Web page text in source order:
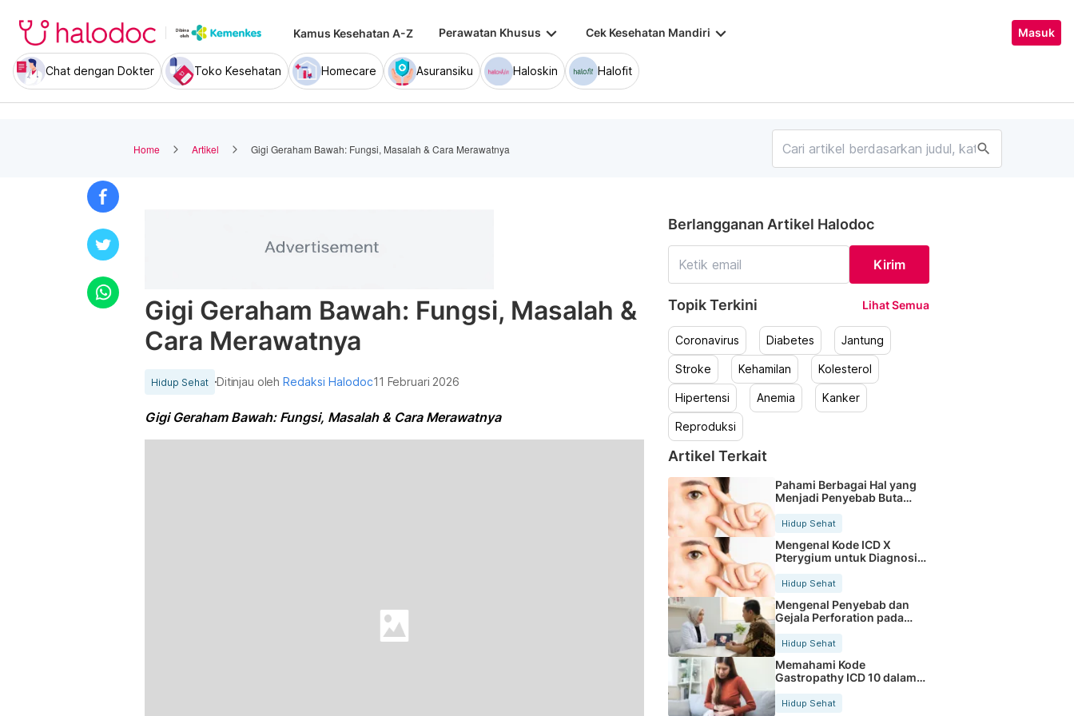
Kamus Kesehatan A-Z Perawatan Khusus keyboard_arrow_down Cek Kesehatan Mandiri keyboard_arrow_down Masuk
Chat dengan Dokter Toko Kesehatan Homecare Asuransiku Haloskin Halofit
Home Artikel Gigi Geraham Bawah: Fungsi, Masalah & Cara Merawatnya search
Gigi Geraham Bawah: Fungsi, Masalah &
Cara Merawatnya
Hidup Sehat Ditinjau olehRedaksi Halodoc11 Februari 2026
Gigi Geraham Bawah: Fungsi, Masalah & Cara Merawatnya
Berlangganan Artikel Halodoc
Kirim
Topik Terkini Lihat Semua
Coronavirus Diabetes Jantung
Stroke Kehamilan Kolesterol
Hipertensi Anemia Kanker
Reproduksi
Artikel Terkait
Pahami Berbagai Hal yang
Menjadi Penyebab Buta
Hidup Sehat
Mengenal Kode ICD X
Pterygium untuk Diagnosis
Hidup Sehat
Mengenal Penyebab dan
Gejala Perforation pada
Tubuh
Hidup Sehat
Memahami Kode
Gastropathy ICD 10 dalam
Rekam Medis Pasien
Hidup Sehat